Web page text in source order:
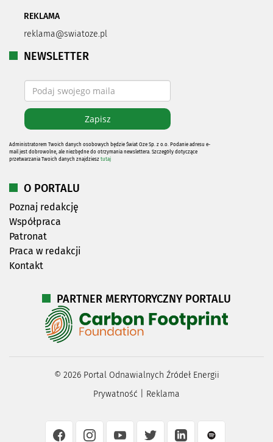
REKLAMA
reklama@swiatoze.pl
NEWSLETTER
Administratorem Twoich danych osobowych będzie Świat Oze Sp. z o.o. Podanie adresu e-
mail jest dobrowolne, ale niezbędne do otrzymania newslettera. Szczegóły dotyczące
przetwarzania Twoich danych znajdziesz tutaj
O PORTALU
Poznaj redakcję
Współpraca
Patronat
Praca w redakcji
Kontakt
PARTNER MERYTORYCZNY PORTALU
© 2026Portal Odnawialnych Źródeł Energii
Prywatność
Reklama